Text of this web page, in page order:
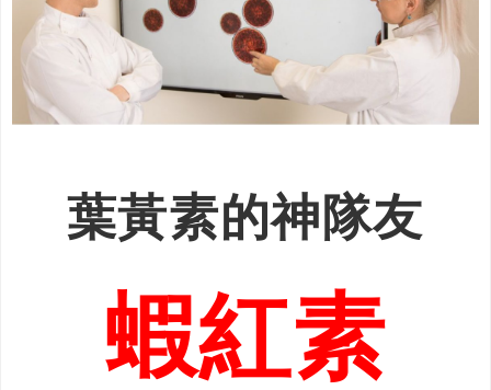
葉黃素的神隊友
蝦紅素